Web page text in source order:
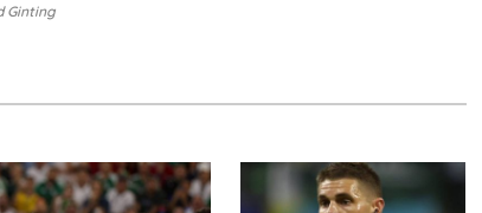
Ginting